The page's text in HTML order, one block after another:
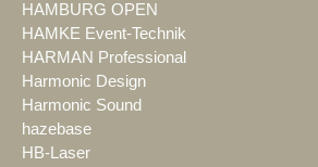
HAMBURG OPEN
HAMKE Event-Technik
HARMAN Professional
Harmonic Design
Harmonic Sound
hazebase
HB-Laser